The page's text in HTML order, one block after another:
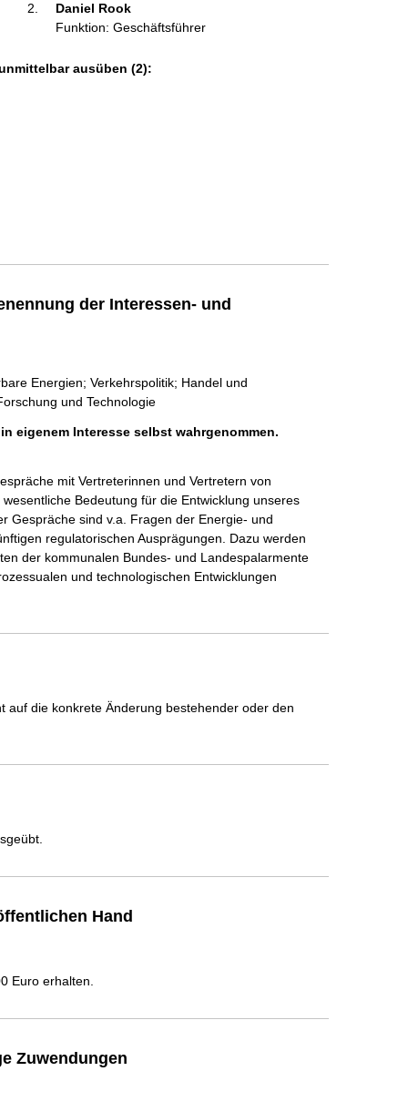
Daniel Rook
Funktion: Geschäftsführer
ausüben (2):
der Interessen- und
Energien; Verkehrspolitik; Handel und
und Technologie
eigenem Interesse selbst wahrgenommen.
mit Vertreterinnen und Vertretern von
Bedeutung für die Entwicklung unseres
Gespräche sind v.a. Fragen der Energie- und
regulatorischen Ausprägungen. Dazu werden
der kommunalen Bundes- und Landespalarmente
und technologischen Entwicklungen
auf die konkrete Änderung bestehender oder den
Hand
Euro erhalten.
Zuwendungen